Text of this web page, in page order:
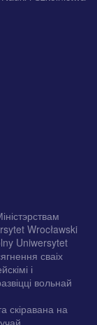
Wrocławski
Uniwersytet
сваіх
і
вольнай
скіравана на